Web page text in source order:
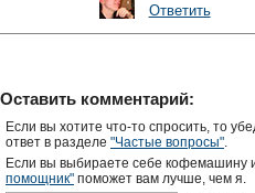
Ответить
Оставить комментарий:
Если вы хотите что-то спросить, то
ответ в разделе "Частые вопросы"
Если вы выбираете себе кофемашину
помощник" поможет вам лучше, чем я.